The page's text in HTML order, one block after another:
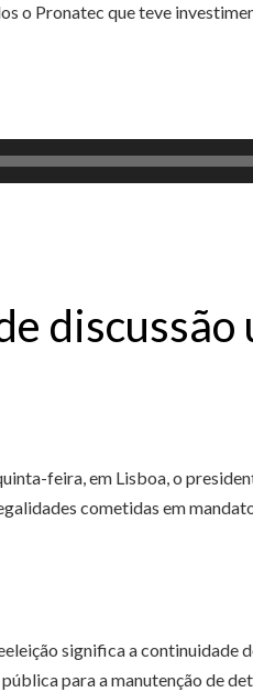
o Pronatec que teve
discussão
feira, em Lisboa, o
cometidas em
significa a
para a manutenção de